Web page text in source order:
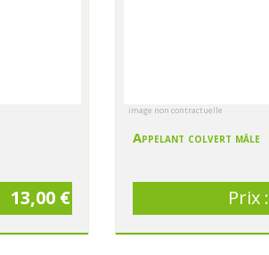
13,00 €
image non contractuelle
Appelant colvert mâle
Prix :